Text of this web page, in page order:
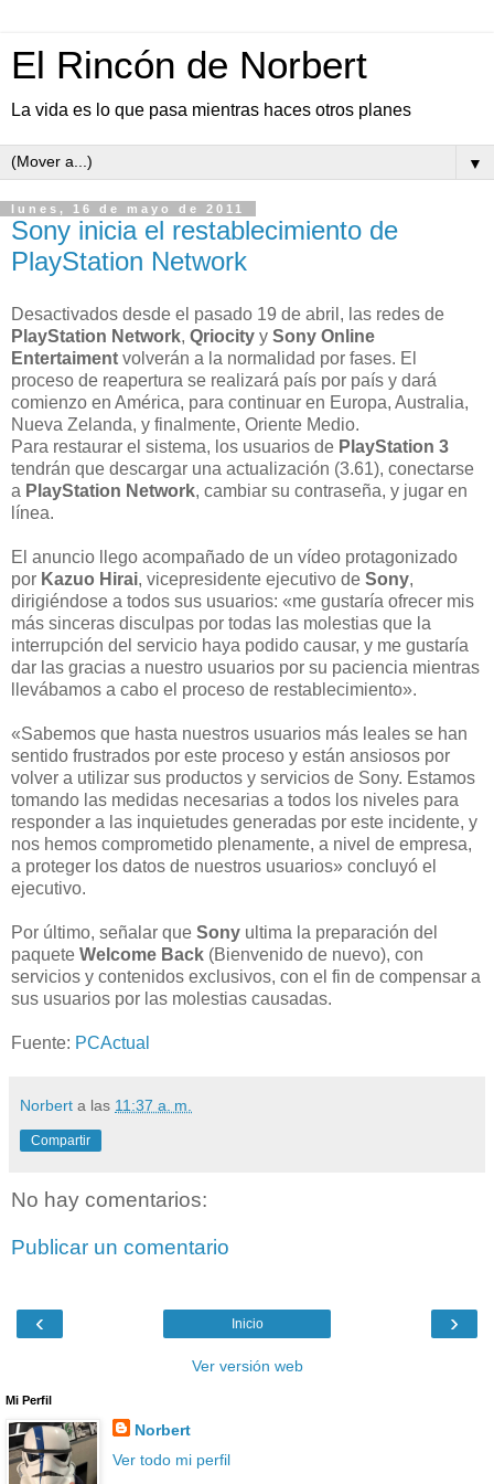
El Rincón de Norbert
La vida es lo que pasa mientras haces otros planes
▼
lunes, 16 de mayo de 2011
Sony inicia el restablecimiento de
PlayStation Network
Desactivados desde el pasado 19 de abril, las redes de
PlayStation Network, Qriocity y Sony Online
Entertaiment volverán a la normalidad por fases. El
proceso de reapertura se realizará país por país y dará
comienzo en América, para continuar en Europa, Australia,
Nueva Zelanda, y finalmente, Oriente Medio.
Para restaurar el sistema, los usuarios de PlayStation 3
tendrán que descargar una actualización (3.61), conectarse
a PlayStation Network, cambiar su contraseña, y jugar en
línea.
El anuncio llego acompañado de un vídeo protagonizado
por Kazuo Hirai, vicepresidente ejecutivo de Sony,
dirigiéndose a todos sus usuarios: «me gustaría ofrecer mis
más sinceras disculpas por todas las molestias que la
interrupción del servicio haya podido causar, y me gustaría
dar las gracias a nuestro usuarios por su paciencia mientras
llevábamos a cabo el proceso de restablecimiento».
«Sabemos que hasta nuestros usuarios más leales se han
sentido frustrados por este proceso y están ansiosos por
volver a utilizar sus productos y servicios de Sony. Estamos
tomando las medidas necesarias a todos los niveles para
responder a las inquietudes generadas por este incidente, y
nos hemos comprometido plenamente, a nivel de empresa,
a proteger los datos de nuestros usuarios» concluyó el
ejecutivo.
Por último, señalar que Sony ultima la preparación del
paquete Welcome Back (Bienvenido de nuevo), con
servicios y contenidos exclusivos, con el fin de compensar a
sus usuarios por las molestias causadas.
Fuente: PCActual
Norbert a las 11:37 a. m.
Compartir
No hay comentarios:
Publicar un comentario
‹ ›
Inicio
Ver versión web
Mi Perfil
Norbert
Ver todo mi perfil